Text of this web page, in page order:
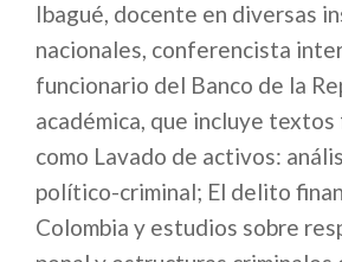
Ibagué, docente en diversas
nacionales, conferencista
funcionario del Banco de la
académica, que incluye
como Lavado de activos:
político-criminal; El delito
Colombia y estudios sobre